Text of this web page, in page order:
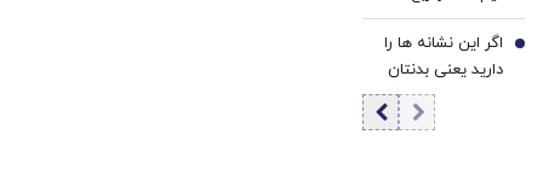
امروز یکشنبه ۱۸
مرداد ۱۴۰۵/ کاهش
قیمت سکه
اگر این نشانه ها را
دارید یعنی بدنتان
سریع‌تر از سنتان
پیر می‌شود
7